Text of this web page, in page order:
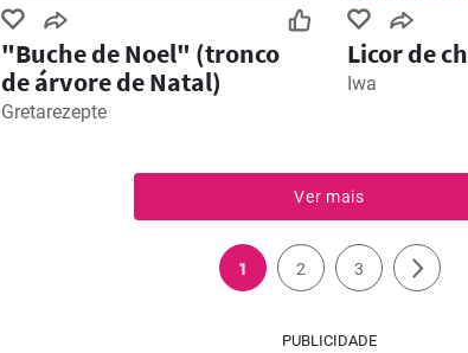
"Buche de Noel" (tronco
de árvore de Natal)
Gretarezepte
Licor de
Iwa
Ver mais
1 2 3
PUBLICIDADE